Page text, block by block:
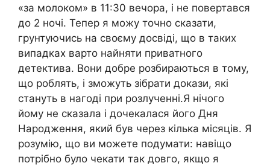
«за молоком» в 11:30 вечора, і не повертався
до 2 ночі. Тепер я можу точно сказати,
грунтуючись на своєму досвіді, що в таких
випадках варто найняти приватного
детектива. Вони добре розбираються в тому,
що роблять, і зможуть зібрати докази, які
стануть в нагоді при розлученні.Я нічого
йому не сказала і дочекалася його Дня
Народження, який був через кілька місяців. Я
розумію, що ви можете подумати: навіщо
потрібно було чекати так довго, якщо я